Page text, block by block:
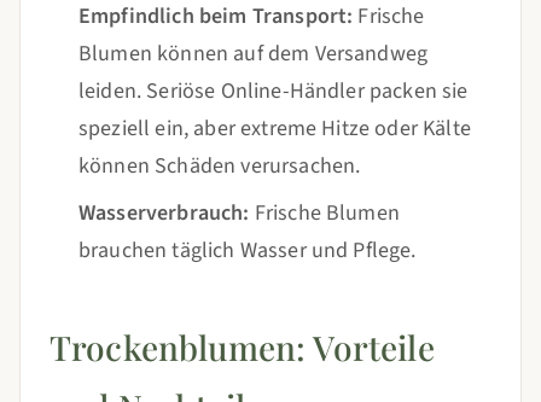
Empfindlich beim Transport: Frische
Blumen können auf dem Versandweg
leiden. Seriöse Online-Händler packen sie
speziell ein, aber extreme Hitze oder Kälte
können Schäden verursachen.
Wasserverbrauch: Frische Blumen
brauchen täglich Wasser und Pflege.
Trockenblumen: Vorteile